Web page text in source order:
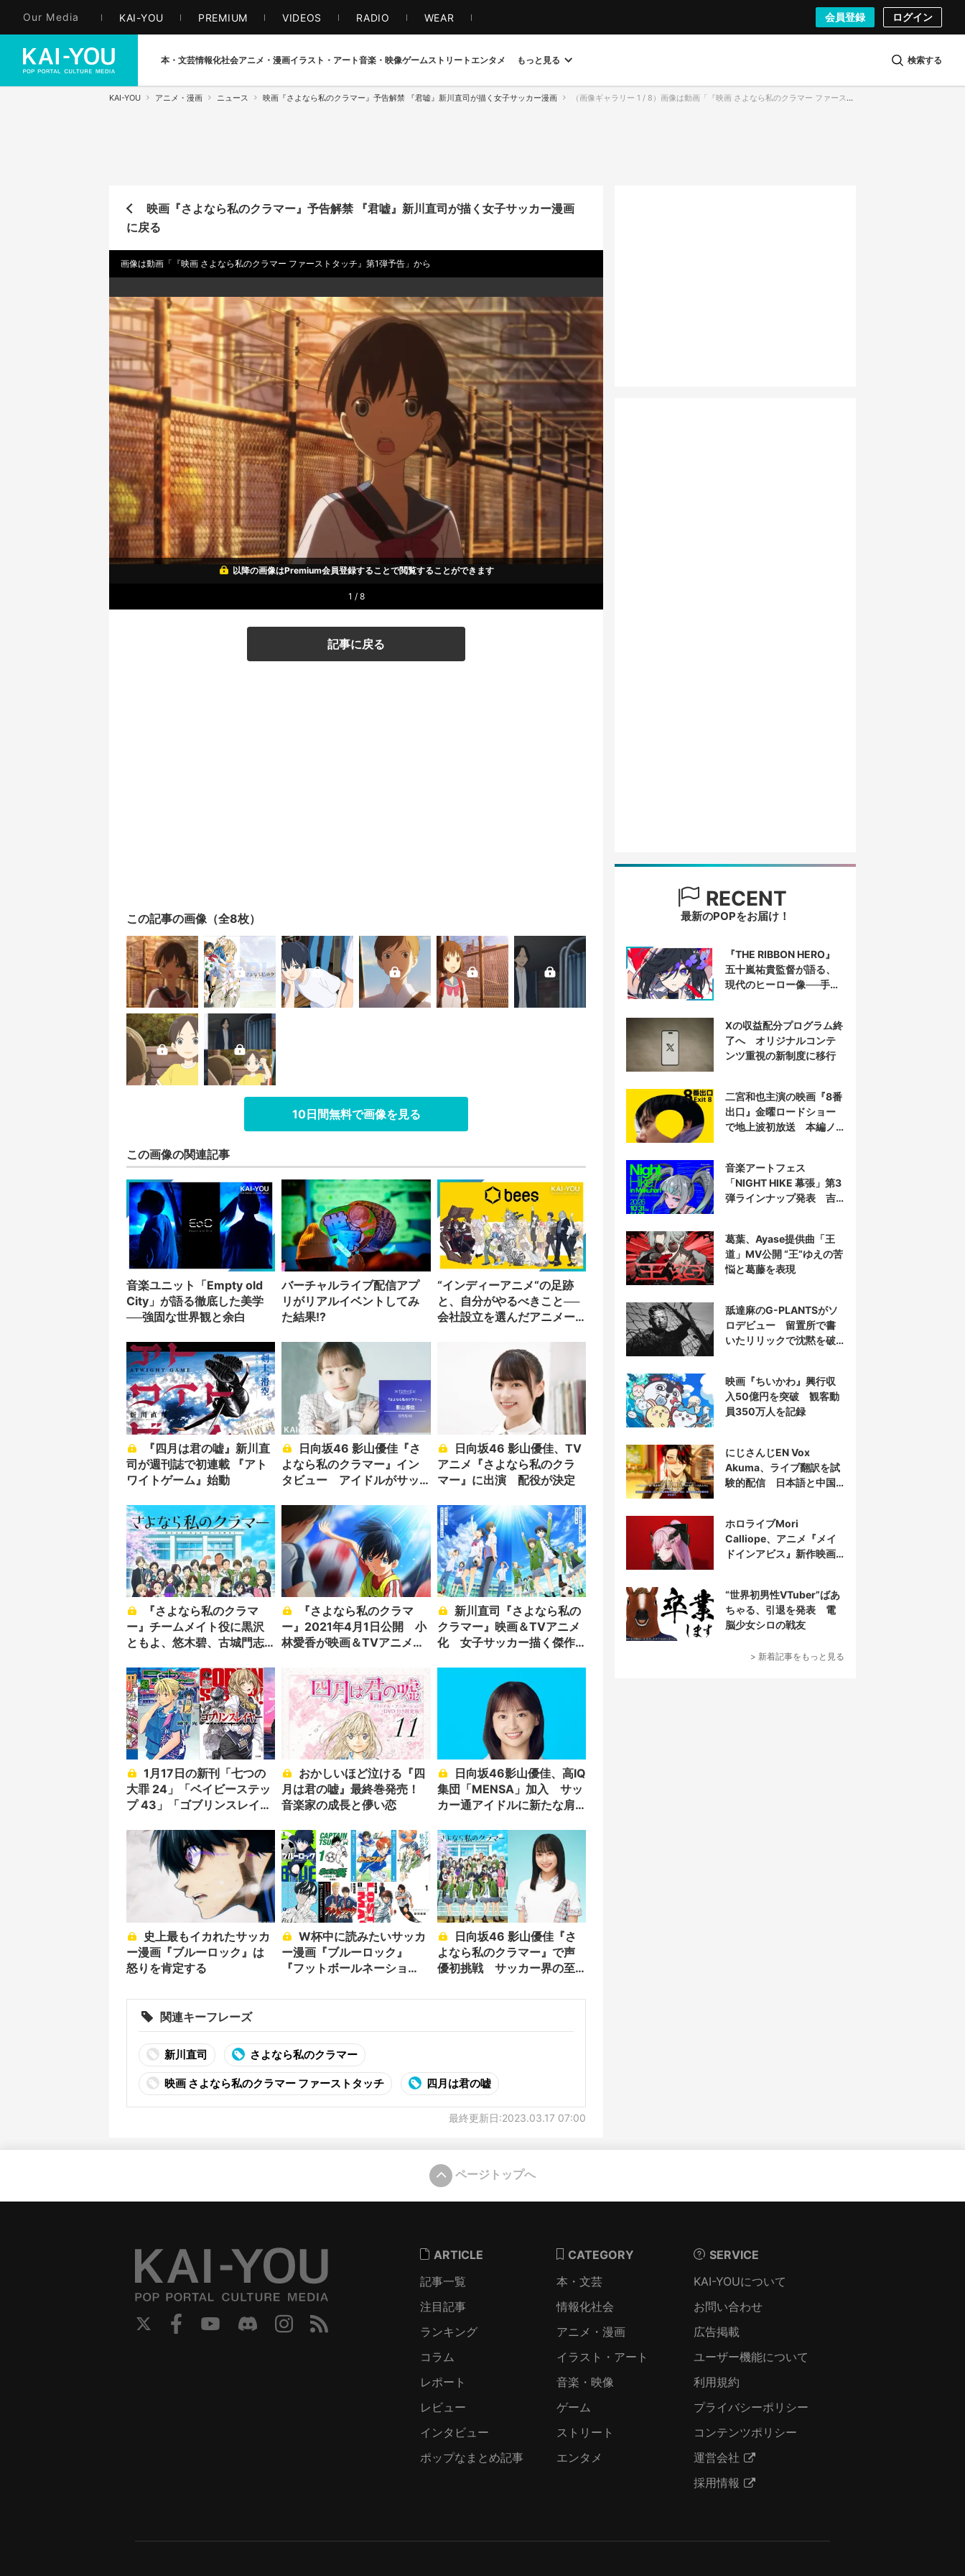
Our Media KAI-YOU PREMIUM VIDEOS RADIO WEAR 会員登録 ログイン
本・文芸情報化社会アニメ・漫画イラスト・アート音楽・映像ゲームストリート エンタメ もっと見る 検索する
KAI-YOU アニメ・漫画 ニュース 映画『さよなら私のクラマー』予告解禁 『君嘘』新川直司が描く女子サッカー漫画 （画像ギャラリー 1 / 8）画像は動画「『映画 さよなら私のクラマー ファーストタッチ』第1弾予告」から
映画『さよなら私のクラマー』予告解禁 『君嘘』新川直司が描く女子サッカー漫画
に戻る
画像は動画「『映画 さよなら私のクラマー ファーストタッチ』第1弾予告」から
以降の画像はPremium会員登録することで閲覧することができます
1 / 8
記事に戻る
この記事の画像（全8枚）
10日間無料で画像を見る
この画像の関連記事
音楽ユニット「Empty old
City」が語る徹底した美学
──強固な世界観と余白
バーチャルライブ配信アプ
リがリアルイベントしてみ
た結果!?
“インディーアニメ“の足跡
と、自分がやるべきこと──
会社設立を選んだアニメー
司が週刊誌で初連載 『アト
ワイトゲーム』始動
よなら私のクラマー』イン
タビュー アイドルがサッ
アニメ『さよなら私のクラ
マー』に出演 配役が決定
ー』チームメイト役に黒沢
ともよ、悠木碧、古城門志
ー』2021年4月1日公開 小
林愛香が映画＆TVアニメ主
クラマー』映画＆TVアニメ
化 女子サッカー描く傑作
大罪 24」「ベイビーステッ
プ 43」「ゴブリンスレイヤ
「さよなら私のクラマー 2」
など129冊
月は君の嘘』最終巻発売！
音楽家の成長と儚い恋
集団「MENSA」加入 サッ
カー通アイドルに新たな肩
ー漫画『ブルーロック』は
怒りを肯定する
W杯中に読みたいサッカ
ー漫画『ブルーロック』
『フットボールネーショ
よなら私のクラマー』で声
優初挑戦 サッカー界の至
関連キーフレーズ
新川直司 さよなら私のクラマー
映画 さよなら私のクラマー ファーストタッチ 四月は君の嘘
最終更新日:2023.03.17 07:00
RECENT
最新のPOPをお届け！
『THE RIBBON HERO』
五十嵐祐貴監督が語る、
現代のヒーロー像──手塚
Xの収益配分プログラム終
了へ オリジナルコンテ
ンツ重視の新制度に移行
二宮和也主演の映画『8番
出口』金曜ロードショー
で地上波初放送 本編ノ
音楽アートフェス
「NIGHT HIKE 幕張」第3
弾ラインナップ発表 吉
葛葉、Ayase提供曲「王
道」MV公開 “王”ゆえの苦
悩と葛藤を表現
舐達麻のG-PLANTSがソ
ロデビュー 留置所で書
いたリリックで沈黙を破
映画『ちいかわ』興行収
入50億円を突破 観客動
員350万人を記録
にじさんじEN Vox
Akuma、ライブ翻訳を試
験的配信 日本語と中国
ホロライブMori
Calliope、アニメ『メイ
ドインアビス』新作映画
“世界初男性VTuber”ばあ
ちゃる、引退を発表 電
脳少女シロの戦友
> 新着記事をもっと見る
ページトップへ
ARTICLE
記事一覧
注目記事
ランキング
コラム
レポート
レビュー
インタビュー
ポップなまとめ記事
CATEGORY
本・文芸
情報化社会
アニメ・漫画
イラスト・アート
音楽・映像
ゲーム
ストリート
エンタメ
SERVICE
KAI-YOUについて
お問い合わせ
広告掲載
ユーザー機能について
利用規約
プライバシーポリシー
コンテンツポリシー
運営会社
採用情報